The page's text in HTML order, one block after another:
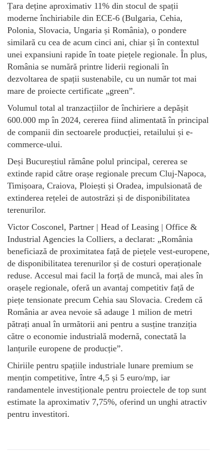
Țara deține aproximativ 11% din stocul de spații
moderne închiriabile din ECE-6 (Bulgaria, Cehia,
Polonia, Slovacia, Ungaria și România), o pondere
similară cu cea de acum cinci ani, chiar și în contextul
unei expansiuni rapide în toate piețele regionale. În plus,
România se numără printre liderii regionali în
dezvoltarea de spații sustenabile, cu un număr tot mai
mare de proiecte certificate „green”.
Volumul total al tranzacțiilor de închiriere a depășit
600.000 mp în 2024, cererea fiind alimentată în principal
de companii din sectoarele producției, retailului și e-
commerce-ului.
Deși Bucureștiul rămâne polul principal, cererea se
extinde rapid către orașe regionale precum Cluj-Napoca,
Timișoara, Craiova, Ploiești și Oradea, impulsionată de
extinderea rețelei de autostrăzi și de disponibilitatea
terenurilor.
Victor Cosconel, Partner | Head of Leasing | Office &
Industrial Agencies la Colliers, a declarat: „România
beneficiază de proximitatea față de piețele vest-europene,
de disponibilitatea terenurilor și de costuri operaționale
reduse. Accesul mai facil la forță de muncă, mai ales în
orașele regionale, oferă un avantaj competitiv față de
piețe tensionate precum Cehia sau Slovacia. Credem că
România ar avea nevoie să adauge 1 milion de metri
pătrați anual în următorii ani pentru a susține tranziția
către o economie industrială modernă, conectată la
lanțurile europene de producție”.
Chiriile pentru spațiile industriale lunare premium se
mențin competitive, între 4,5 și 5 euro/mp, iar
randamentele investiționale pentru proiectele de top sunt
estimate la aproximativ 7,75%, oferind un unghi atractiv
pentru investitori.